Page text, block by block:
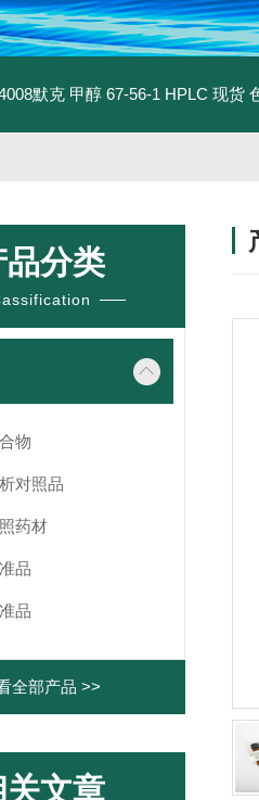
默克 甲醇 67-56-1 HPLC 现货
品分类
物
对照品
药材
品
品
全部产品 >>
关文章